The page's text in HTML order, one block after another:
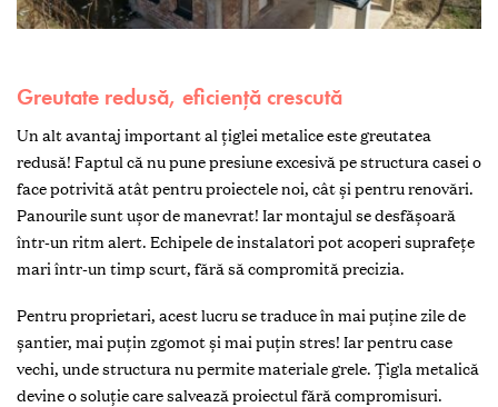
Greutate redusă, eficiență crescută
Un alt avantaj important al țiglei metalice este greutatea
redusă! Faptul că nu pune presiune excesivă pe structura casei o
face potrivită atât pentru proiectele noi, cât și pentru renovări.
Panourile sunt ușor de manevrat! Iar montajul se desfășoară
într-un ritm alert. Echipele de instalatori pot acoperi suprafețe
mari într-un timp scurt, fără să compromită precizia.
Pentru proprietari, acest lucru se traduce în mai puține zile de
șantier, mai puțin zgomot și mai puțin stres! Iar pentru case
vechi, unde structura nu permite materiale grele. Țigla metalică
devine o soluție care salvează proiectul fără compromisuri.